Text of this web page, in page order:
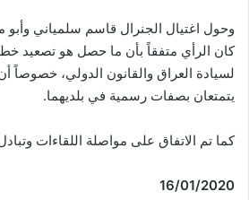
وحول اغتيال الجنرال قاسم سلمياني وأبو
كان الرأي متفقاً بأن ما حصل هو تصعيد
لسيادة العراق والقانون الدولي، خصوصاً
يتمتعان بصفات رسمية في بلديهما.
كما تم الاتفاق على مواصلة اللقاءات وتبادل
16/01/2020